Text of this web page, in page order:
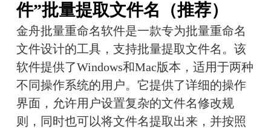
件”批量提取文件名（推荐）
金舟批量重命名软件是一款专为批量重命名
文件设计的工具，支持批量提取文件名。该
软件提供了Windows和Mac版本，适用于两种
不同操作系统的用户。它提供了详细的操作
界面，允许用户设置复杂的文件名修改规
则，同时也可以将文件名提取出来，并按照